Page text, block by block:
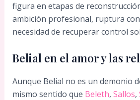
figura en etapas de
ambición profesional, ruptura
necesidad de recuperar control
Belial en el amor y las
Aunque Belial no es un demonio
mismo sentido que Beleth, Sallos,